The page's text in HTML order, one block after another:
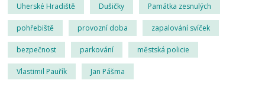
Uherské Hradiště Dušičky Památka zesnulých
pohřebiště provozní doba zapalování svíček
bezpečnost parkování městská policie
Vlastimil Pauřík Jan Pášma